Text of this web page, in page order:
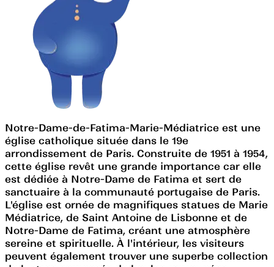
Notre-Dame-de-Fatima-Marie-Médiatrice est une
église catholique située dans le 19e
arrondissement de Paris. Construite de 1951 à 1954,
cette église revêt une grande importance car elle
est dédiée à Notre-Dame de Fatima et sert de
sanctuaire à la communauté portugaise de Paris.
L'église est ornée de magnifiques statues de Marie
Médiatrice, de Saint Antoine de Lisbonne et de
Notre-Dame de Fatima, créant une atmosphère
sereine et spirituelle. À l'intérieur, les visiteurs
peuvent également trouver une superbe collection